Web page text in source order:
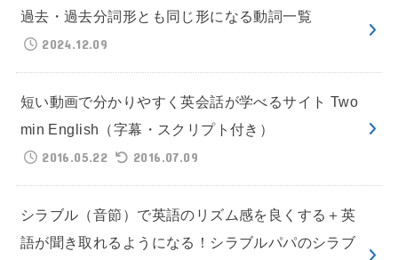
過去・過去分詞形とも同じ形になる動詞一覧
2024.12.09
短い動画で分かりやすく英会話が学べるサイト Two
min English（字幕・スクリプト付き）
2016.05.22
2016.07.09
シラブル（音節）で英語のリズム感を良くする＋英
語が聞き取れるようになる！シラブルパパのシラブ